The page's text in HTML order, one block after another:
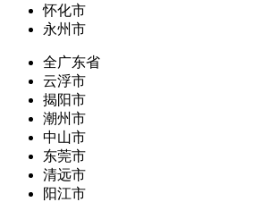
怀化市
永州市
全广东省
云浮市
揭阳市
潮州市
中山市
东莞市
清远市
阳江市